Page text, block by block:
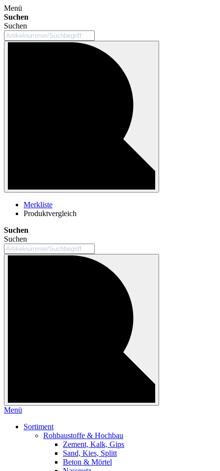
Menü
Suchen
Suchen
Merkliste
Produktvergleich
Suchen
Suchen
Menü
Sortiment
Rohbaustoffe & Hochbau
Zement, Kalk, Gips
Sand, Kies, Splitt
Beton & Mörtel